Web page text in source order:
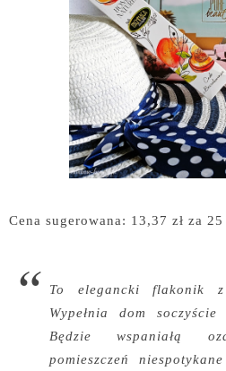
Cena sugerowana: 13,37 zł za 25
To elegancki flakonik z
Wypełnia dom soczyście
Będzie wspaniałą
pomieszczeń